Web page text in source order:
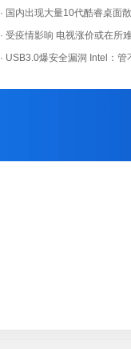
· 国内出现大量10代酷睿桌面
· 受疫情影响 电视涨价或在所
· USB3.0爆安全漏洞 Intel：管